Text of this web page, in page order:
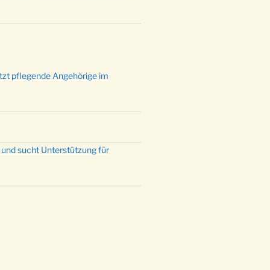
pflegende Angehörige im
sucht Unterstützung für